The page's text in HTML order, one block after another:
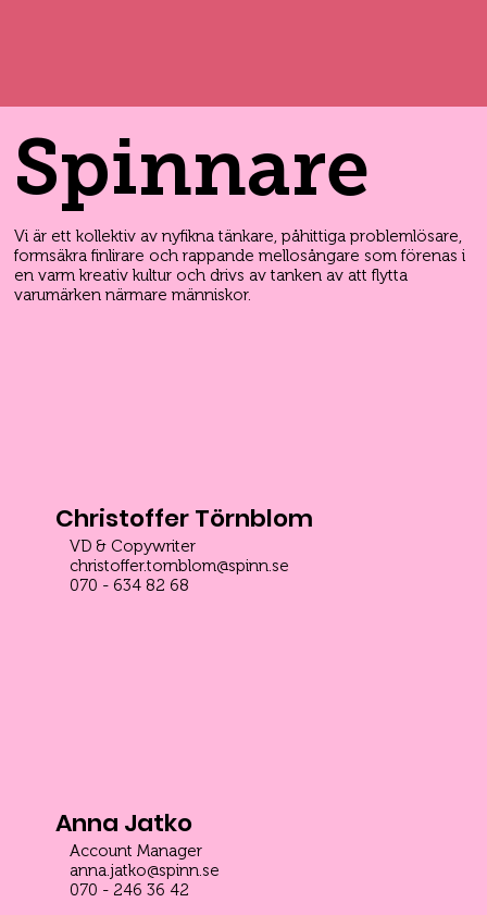
Spinnare
Vi är ett kollektiv av nyfikna tänkare, påhittiga problemlösare,
formsäkra finlirare och rappande mellosångare som förenas i
en varm kreativ kultur och drivs av tanken av att flytta
varumärken närmare människor.
Christoffer Törnblom
VD & Copywriter
christoffer.tornblom@spinn.se
070 - 634 82 68
Anna Jatko
Account Manager
anna.jatko@spinn.se
070 - 246 36 42